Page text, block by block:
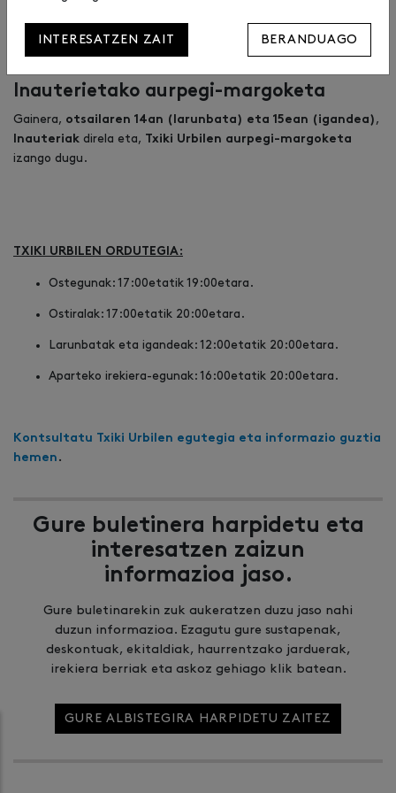
Sormena mugimenduan, eva gomarekin, sokarekin,
begiekin eta errotuladoreekin.
Inauterietako aurpegi-margoketa
Gainera, otsailaren 14an (larunbata) eta 15ean (igandea) ,
Inauteriak direla eta, Txiki Urbilen aurpegi-margoketa
izango dugu.
TXIKI URBILEN ORDUTEGIA:
Ostegunak: 17:00etatik 19:00etara.
Ostiralak: 17:00etatik 20:00etara.
Larunbatak eta igandeak: 12:00etatik 20:00etara.
Aparteko irekiera-egunak: 16:00etatik 20:00etara.
Kontsultatu Txiki Urbilen egutegia eta informazio guztia
hemen .
Gure buletinera harpidetu eta
interesatzen zaizun
informazioa jaso.
Gure buletinarekin zuk aukeratzen duzu jaso nahi
duzun informazioa. Ezagutu gure sustapenak,
deskontuak, ekitaldiak, haurrentzako jarduerak,
irekiera berriak eta askoz gehiago klik batean.
GURE ALBISTEGIRA HARPIDETU ZAITEZ
INTERESATZEN ZAIT BERANDUAGO